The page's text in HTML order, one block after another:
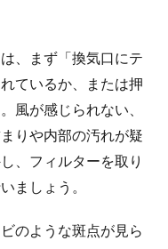
、まず「換気口にテ
ているか、または押
風が感じられない、
りや内部の汚れが疑
、フィルターを取り
ましょう。
のような斑点が見ら